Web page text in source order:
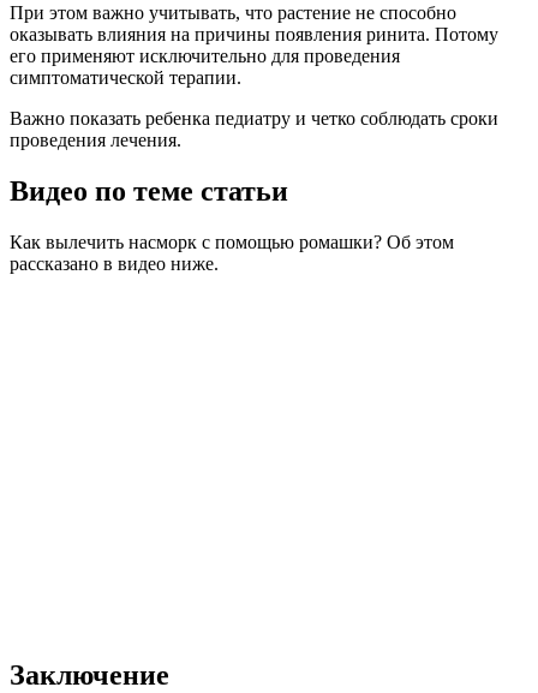
При этом важно учитывать, что растение не способно
оказывать влияния на причины появления ринита. Потому
его применяют исключительно для проведения
симптоматической терапии.
Важно показать ребенка педиатру и четко соблюдать сроки
проведения лечения.
Видео по теме статьи
Как вылечить насморк с помощью ромашки? Об этом
рассказано в видео ниже.
Заключение